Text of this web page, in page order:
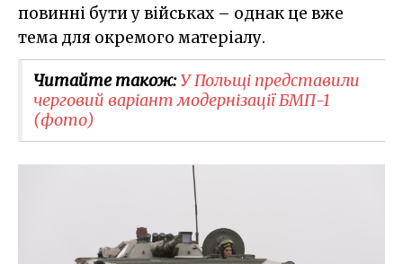
повинні бути у військах – однак це вже
тема для окремого матеріалу.
Читайте також:У Польщі представили
черговий варіант модернізації БМП-1
(фото)